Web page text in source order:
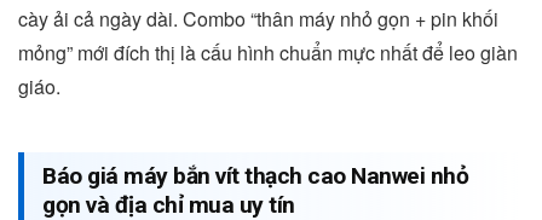
cày ải cả ngày dài. Combo “thân máy nhỏ gọn + pin khối
mỏng” mới đích thị là cấu hình chuẩn mực nhất để leo giàn
giáo.
Báo giá máy bắn vít thạch cao Nanwei nhỏ
gọn và địa chỉ mua uy tín